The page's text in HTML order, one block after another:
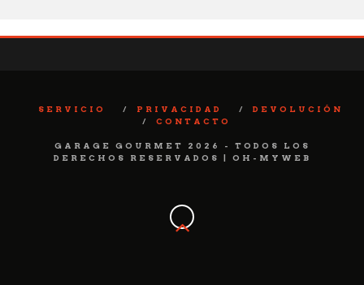
SERVICIO PRIVACIDAD
DEVOLUCIÓN
CONTACTO
GARAGE GOURMET 2026 - TODOS LOS
DERECHOS RESERVADOS | OH-MYWEB